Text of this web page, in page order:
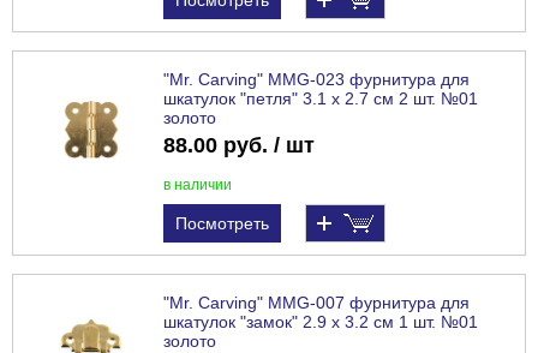
"Mr. Carving" MMG-023 фурнитура для
шкатулок "петля" 3.1 x 2.7 см 2 шт. №01
золото
88.00 руб. / шт
в наличии
Посмотреть
"Mr. Carving" MMG-007 фурнитура для
шкатулок "замок" 2.9 x 3.2 см 1 шт. №01
золото